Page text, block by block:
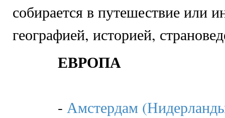
собирается в путешествие или
географией, историей,
ЕВРОПА
- Амстердам